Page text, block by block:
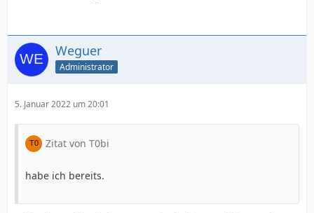
Weguer
Administrator
5. Januar 2022 um 20:01
Zitat von T0bi
habe ich bereits.